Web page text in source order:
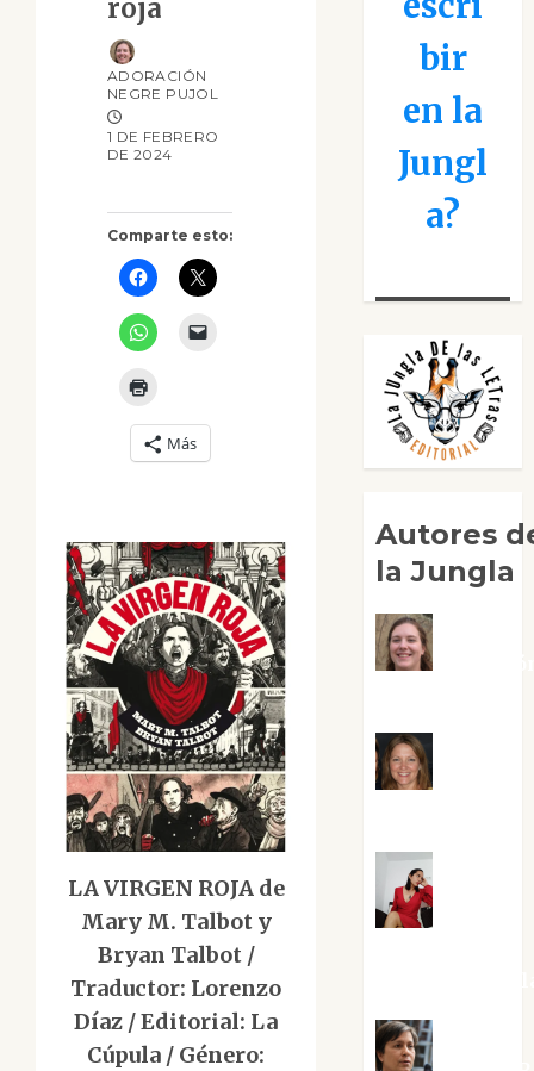
roja
Comparte esto:
Más
ADORACIÓN
NEGRE PUJOL
1 DE FEBRERO
DE 2024
LA VIRGEN ROJA de
Mary M. Talbot y
Bryan Talbot /
Traductor: Lorenzo
Díaz / Editorial: La
Cúpula / Género:
bir
en la
Jungl
a?
Autores
la Jungla